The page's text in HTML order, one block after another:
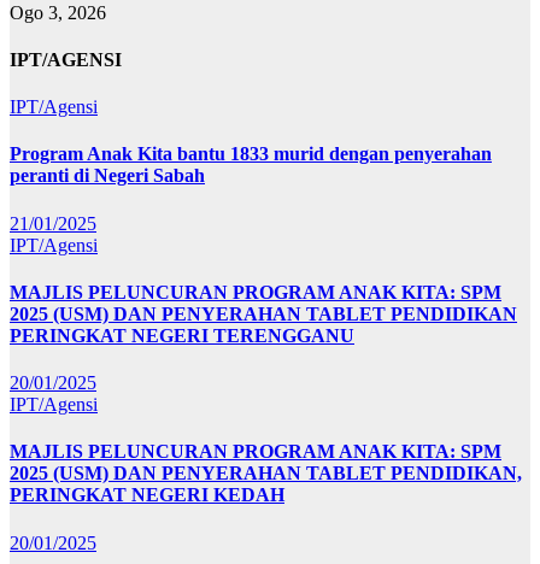
Ogo 3, 2026
IPT/AGENSI
IPT/Agensi
Program Anak Kita bantu 1833 murid dengan penyerahan
peranti di Negeri Sabah
21/01/2025
IPT/Agensi
MAJLIS PELUNCURAN PROGRAM ANAK KITA: SPM
2025 (USM) DAN PENYERAHAN TABLET PENDIDIKAN
PERINGKAT NEGERI TERENGGANU
20/01/2025
IPT/Agensi
MAJLIS PELUNCURAN PROGRAM ANAK KITA: SPM
2025 (USM) DAN PENYERAHAN TABLET PENDIDIKAN,
PERINGKAT NEGERI KEDAH
20/01/2025